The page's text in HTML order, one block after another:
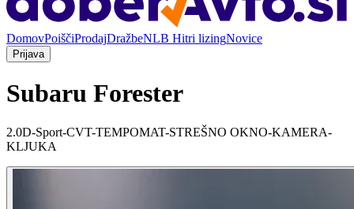
DomovPoiščiProdajDražbeNLB Hitri lizingNovice
Prijava
Subaru Forester
2.0D-Sport-CVT-TEMPOMAT-STREŠNO OKNO-KAMERA-
KLJUKA